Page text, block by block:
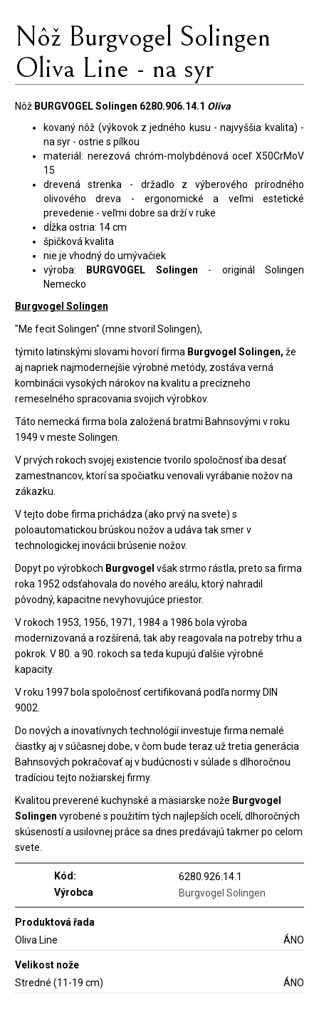
Nôž Burgvogel Solingen
Oliva Line - na syr
Nôž BURGVOGEL Solingen 6280.906.14.1 Oliva
kovaný nôž (výkovok z jedného kusu - najvyššia kvalita) -
na syr - ostrie s pílkou
materiál: nerezová chróm-molybdénová oceľ X50CrMoV
15
drevená strenka - držadlo z výberového prírodného
olivového dreva - ergonomické a veľmi estetické
prevedenie - veľmi dobre sa drží v ruke
dĺžka ostria: 14 cm
špičková kvalita
nie je vhodný do umývačiek
výroba:
BURGVOGEL Solingen - originál Solingen
Nemecko
Burgvogel Solingen
"Me fecit Solingen" (mne stvoril Solingen),
týmito latinskými slovami hovorí firma Burgvogel Solingen, že
aj napriek najmodernejšie výrobné metódy, zostáva verná
kombinácii vysokých nárokov na kvalitu a precízneho
remeselného spracovania svojich výrobkov.
Táto nemecká firma bola založená bratmi Bahnsovými v roku
1949 v meste Solingen.
V prvých rokoch svojej existencie tvorilo spoločnosť iba desať
zamestnancov, ktorí sa spočiatku venovali vyrábanie nožov na
zákazku.
V tejto dobe firma prichádza (ako prvý na svete) s
poloautomatickou brúskou nožov a udáva tak smer v
technologickej inovácii brúsenie nožov.
Dopyt po výrobkoch Burgvogel však strmo rástla, preto sa firma
roka 1952 odsťahovala do nového areálu, ktorý nahradil
pôvodný, kapacitne nevyhovujúce priestor.
V rokoch 1953, 1956, 1971, 1984 a 1986 bola výroba
modernizovaná a rozšírená, tak aby reagovala na potreby trhu a
pokrok. V 80. a 90. rokoch sa teda kupujú ďalšie výrobné
kapacity.
V roku 1997 bola spoločnosť certifikovaná podľa normy DIN
9002.
Do nových a inovatívnych technológií investuje firma nemalé
čiastky aj v súčasnej dobe, v čom bude teraz už tretia generácia
Bahnsových pokračovať aj v budúcnosti v súlade s dlhoročnou
tradíciou tejto nožiarskej firmy.
Kvalitou preverené kuchynské a mäsiarske nože Burgvogel
Solingen vyrobené s použitím tých najlepších ocelí, dlhoročných
skúseností a usilovnej práce sa dnes predávajú takmer po celom
svete.
Kód:
6280.926.14.1
Výrobca
Burgvogel Solingen
Produktová řada
Oliva Line
ÁNO
Velikost nože
Stredné (11-19 cm)
ÁNO